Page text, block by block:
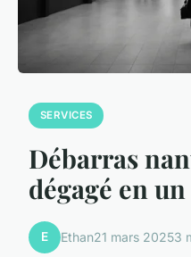
SERVICES
Débarras
dégagé en
E Ethan21 mars 20253